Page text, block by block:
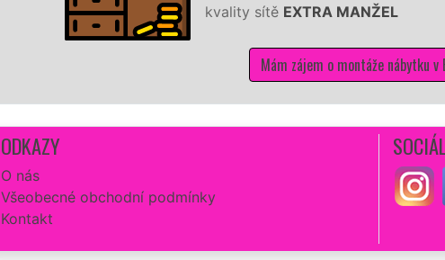
kvality sítě EXTRA MANŽEL
Mám zájem o montáže nábytku v
ODKAZY
O nás
Všeobecné obchodní podmínky
Kontakt